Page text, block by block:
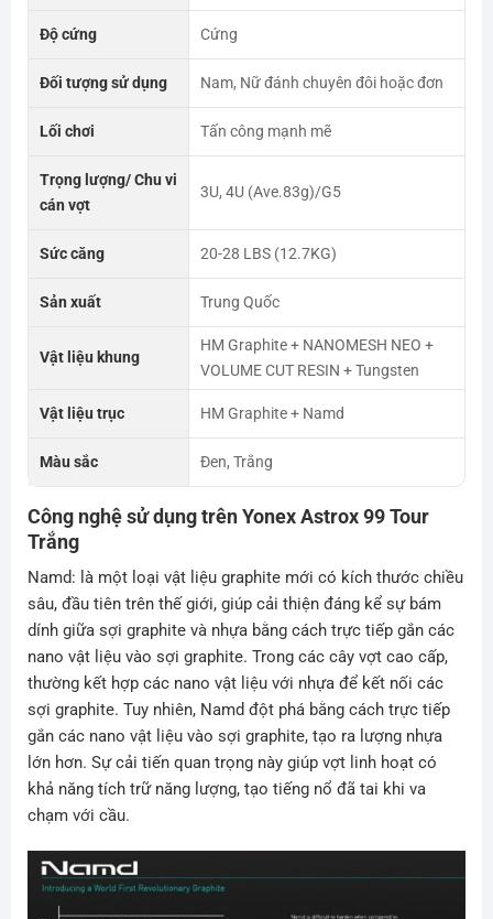
Độ cứng Cứng
Đối tượng sử dụng Nam, Nữ đánh chuyên đôi hoặc đơn
Lối chơi Tấn công mạnh mẽ
Trọng lượng/ Chu vi
cán vợt
3U, 4U (Ave.83g)/G5
Sức căng 20-28 LBS (12.7KG)
Sản xuất Trung Quốc
Vật liệu khung
HM Graphite + NANOMESH NEO +
VOLUME CUT RESIN + Tungsten
Vật liệu trục HM Graphite + Namd
Màu sắc Đen, Trắng
Công nghệ sử dụng trên Yonex Astrox 99 Tour
Trắng
Namd: là một loại vật liệu graphite mới có kích thước chiều
sâu, đầu tiên trên thế giới, giúp cải thiện đáng kể sự bám
dính giữa sợi graphite và nhựa bằng cách trực tiếp gắn các
nano vật liệu vào sợi graphite. Trong các cây vợt cao cấp,
thường kết hợp các nano vật liệu với nhựa để kết nối các
sợi graphite. Tuy nhiên, Namd đột phá bằng cách trực tiếp
gắn các nano vật liệu vào sợi graphite, tạo ra lượng nhựa
lớn hơn. Sự cải tiến quan trọng này giúp vợt linh hoạt có
khả năng tích trữ năng lượng, tạo tiếng nổ đã tai khi va
chạm với cầu.